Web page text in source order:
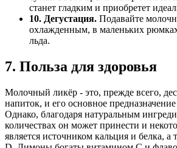
станет гладким и приобретет
10. Дегустация. Подавайте
охлажденным, в маленьких
льда.
7. Польза для здоровья
Молочный ликёр - это, прежде всего,
напиток, и его основное
Однако, благодаря натуральным
количествах он может принести и
является источником кальция и белка,